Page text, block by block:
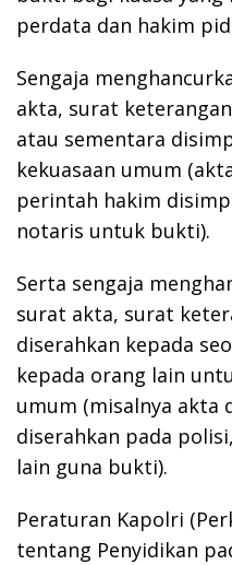
perdata dan hakim
Sengaja
akta, surat
atau sementara
kekuasaan umum
perintah hakim
notaris untuk bukti).
Serta sengaja
surat akta, surat
diserahkan kepada
kepada orang lain
umum (misalnya akta
diserahkan pada
lain guna bukti).
Peraturan Kapolri
tentang Penyidikan